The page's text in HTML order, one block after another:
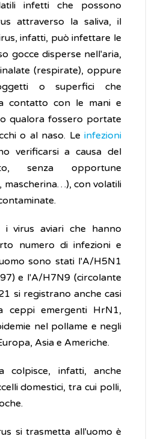
infetti che possono
attraverso la saliva, il
infatti, può infettare le
gocce disperse nell'aria,
(respirate), oppure
o superfici che
contatto con le mani e
qualora fossero portate
o al naso. Le infezioni
verificarsi a causa del
senza opportune
mascherina…), con volatili
i virus aviari che hanno
numero di infezioni e
sono stati l'A/H5N1
e l'A/H7N9 (circolante
si registrano anche casi
ceppi emergenti HrN1,
nel pollame e negli
Asia e Americhe.
colpisce, infatti, anche
domestici, tra cui polli,
si trasmetta all'uomo è